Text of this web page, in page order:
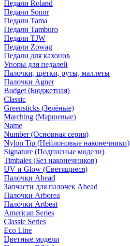
Педали Roland
Педали Sonor
Педали Tama
Педали Tamburo
Педали TJW
Педали Zowag
Педали для кахонов
Упоры для педалей
Палочки, щётки, руты, маллеты
Палочки Agner
Budget (Бюджетная)
Classic
Greensticks (Зелёные)
Marching (Маршевые)
Name
Number (Основная серия)
Nylon Tip (Нейлоновые наконечники)
Signature (Подписные модели)
Timbales (Без наконечников)
UV и Glow (Светящиеся)
Палочки Ahead
Запчасти для палочек Ahead
Палочки Arborea
Палочки Artbeat
American Series
Classic Series
Eco Line
Цветные модели